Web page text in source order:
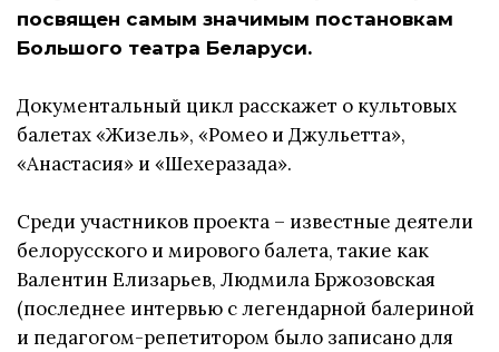
посвящен самым значимым постановкам
Большого театра Беларуси.
Документальный цикл расскажет о культовых
балетах «Жизель», «Ромео и Джульетта»,
«Анастасия» и «Шехеразада».
Среди участников проекта – известные деятели
белорусского и мирового балета, такие как
Валентин Елизарьев, Людмила Бржозовская
(последнее интервью с легендарной балериной
и педагогом-репетитором было записано для